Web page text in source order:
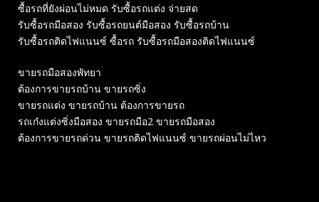
ซื้อรถที่ยังผ่อนไม่หมด รับซื้อรถแต่ง จ่ายสด
รับซื้อรถมือสอง รับซื้อรถยนต์มือสอง รับซื้อรถบ้าน
รับซื้อรถติดไฟแนนซ์ ซื้อรถ รับซื้อรถมือสองติดไฟแนนซ์
ขายรถมือสองพัทยา
ต้องการขายรถบ้าน ขายรถซิ่ง
ขายรถแต่ง ขายรถบ้าน ต้องการขายรถ
รถเก๋งแต่งซิ่งมือสอง ขายรถมือ2 ขายรถมือสอง
ต้องการขายรถด่วน ขายรถติดไฟแนนซ์ ขายรถผ่อนไม่ไหว